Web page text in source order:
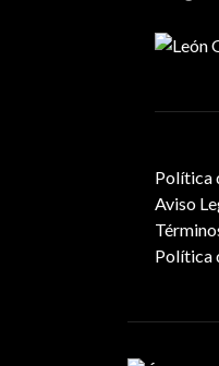
Política
Aviso
Política